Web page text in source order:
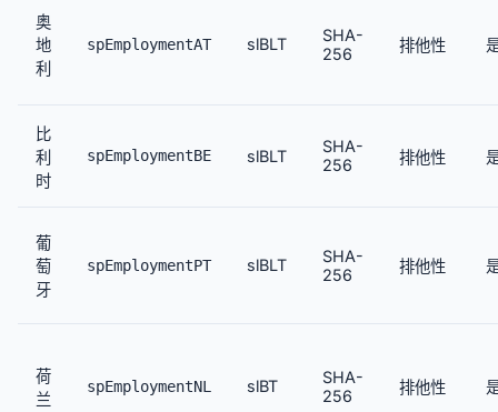
奥
地
利
spEmploymentAT slBLT
SHA-
256
排他性
比
利
时
spEmploymentBE slBLT
SHA-
256
排他性
葡
萄
牙
spEmploymentPT slBLT
SHA-
256
排他性
荷
兰
spEmploymentNL slBT
SHA-
256
排他性